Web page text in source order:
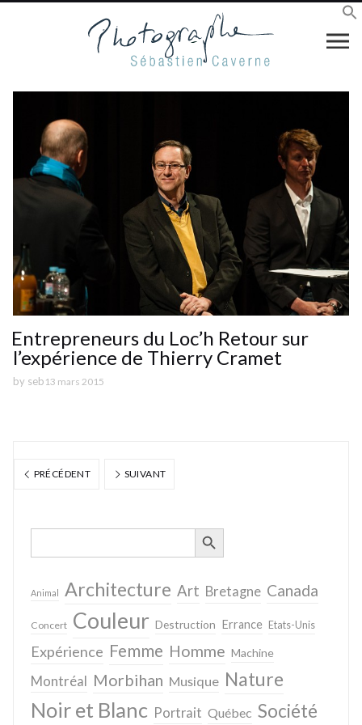
Entrepreneurs du Loc’h Retour sur
l’expérience de Thierry Cramet
by seb 13 mars 2015
PRÉCÉDENT SUIVANT
Search
SEARCH BUTTON
Animal Architecture Art Bretagne Canada
Concert Couleur Destruction Errance Etats-Unis
Expérience Femme Homme Machine
Montréal Morbihan Musique Nature
Noir et Blanc Portrait Québec Société